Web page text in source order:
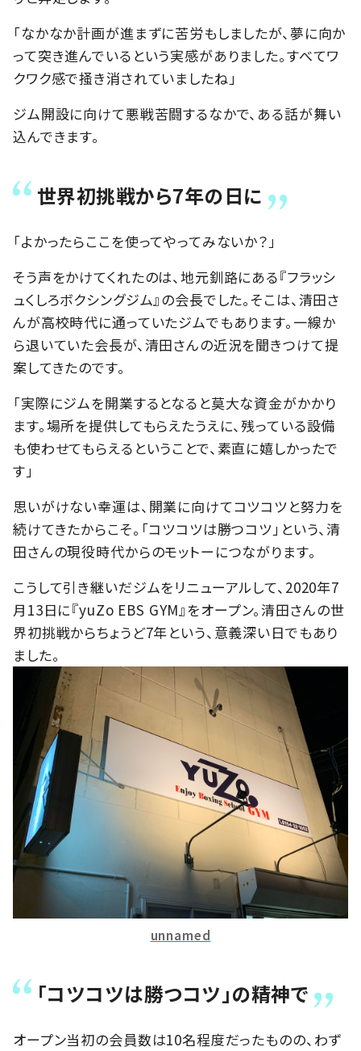
「なかなか計画が進まずに苦労もしましたが、夢に向か
って突き進んでいるという実感がありました。すべてワ
クワク感で掻き消されていましたね」
ジム開設に向けて悪戦苦闘するなかで、ある話が舞い
込んできます。
世界初挑戦から7年の日に
「よかったらここを使ってやってみないか？」
そう声をかけてくれたのは、地元釧路にある『フラッシ
ュくしろボクシングジム』の会長でした。そこは、清田さ
んが高校時代に通っていたジムでもあります。一線か
ら退いていた会長が、清田さんの近況を聞きつけて提
案してきたのです。
「実際にジムを開業するとなると莫大な資金がかかり
ます。場所を提供してもらえたうえに、残っている設備
も使わせてもらえるということで、素直に嬉しかったで
す」
思いがけない幸運は、開業に向けてコツコツと努力を
続けてきたからこそ。「コツコツは勝つコツ」という、清
田さんの現役時代からのモットーにつながります。
こうして引き継いだジムをリニューアルして、2020年7
月13日に『yuZo EBS GYM』をオープン。清田さんの世
界初挑戦からちょうど7年という、意義深い日でもあり
ました。
unnamed
「コツコツは勝つコツ」の精神で
オープン当初の会員数は10名程度だったものの、わず